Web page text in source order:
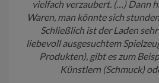
vielfach verzaubert. (…) Dann
Waren, man könnte sich
Schließlich ist der Laden
liebevoll ausgesuchtem
Produkten), gibt es zum
Künstlern (Schmuck)